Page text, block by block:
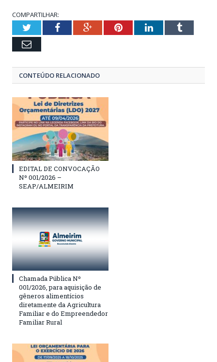
COMPARTILHAR:
TwitterFacebookGoogle+PinterestLinkedInTumblr
Email
CONTEÚDO RELACIONADO
EDITAL DE CONVOCAÇÃO
Nº 001/2026 –
SEAP/ALMEIRIM
Chamada Pública Nº
001/2026, para aquisição de
gêneros alimentícios
diretamente da Agricultura
Familiar e do Empreendedor
Familiar Rural